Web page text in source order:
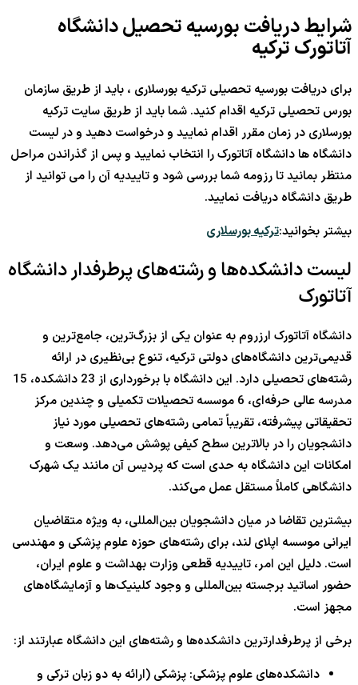
شرایط دریافت بورسیه تحصیل دانشگاه
آتاتورک ترکیه
برای دریافت بورسیه تحصیلی ترکیه بورسلاری ، باید از طریق سازمان
بورس تحصیلی ترکیه اقدام کنید. شما باید از طریق سایت ترکیه
بورسلاری در زمان مقرر اقدام نمایید و درخواست دهید و در لیست
دانشگاه ها دانشگاه آتاتورک را انتخاب نمایید و پس از گذراندن مراحل
منتظر بمانید تا رزومه شما بررسی شود و تاییدیه آن را می توانید از
طریق دانشگاه دریافت نمایید.
بیشتر بخوانید:ترکیه بورسلاری
لیست دانشکده‌ها و رشته‌های پرطرفدار دانشگاه
آتاتورک
دانشگاه آتاتورک ارزروم به عنوان یکی از بزرگ‌ترین، جامع‌ترین و
قدیمی‌ترین دانشگاه‌های دولتی ترکیه، تنوع بی‌نظیری در ارائه
رشته‌های تحصیلی دارد. این دانشگاه با برخورداری از 23 دانشکده، 15
مدرسه عالی حرفه‌ای، 6 موسسه تحصیلات تکمیلی و چندین مرکز
تحقیقاتی پیشرفته، تقریباً تمامی رشته‌های تحصیلی مورد نیاز
دانشجویان را در بالاترین سطح کیفی پوشش می‌دهد. وسعت و
امکانات این دانشگاه به حدی است که پردیس آن مانند یک شهرک
دانشگاهی کاملاً مستقل عمل می‌کند.
بیشترین تقاضا در میان دانشجویان بین‌المللی، به ویژه متقاضیان
ایرانی موسسه اپلای لند، برای رشته‌های حوزه علوم پزشکی و مهندسی
است. دلیل این امر، تاییدیه قطعی وزارت بهداشت و علوم ایران،
حضور اساتید برجسته بین‌المللی و وجود کلینیک‌ها و آزمایشگاه‌های
مجهز است.
برخی از پرطرفدارترین دانشکده‌ها و رشته‌های این دانشگاه عبارتند از:
دانشکده‌های علوم پزشکی: پزشکی (ارائه به دو زبان ترکی و